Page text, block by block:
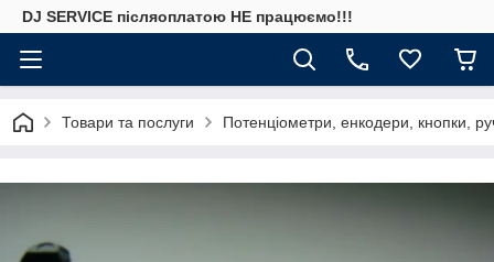
DJ SERVICE пiсляоплатою НЕ працюємо!!!
Товари та послуги Потенціометри, енкодери, кнопки,